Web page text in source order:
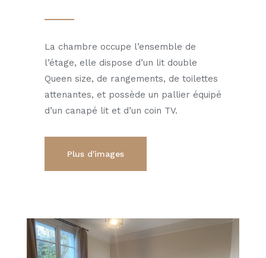
La chambre occupe l’ensemble de
l’étage, elle dispose d’un lit double
Queen size, de rangements, de toilettes
attenantes, et possède un pallier équipé
d’un canapé lit et d’un coin TV.
Plus d'images